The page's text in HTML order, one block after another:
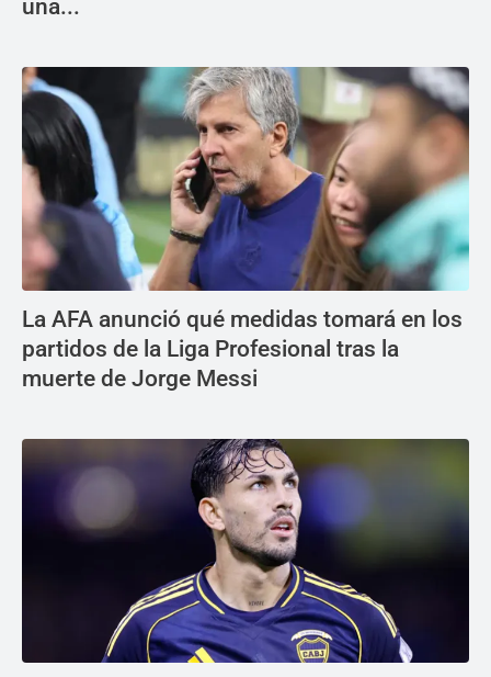
una...
La AFA anunció qué medidas tomará en los
partidos de la Liga Profesional tras la
muerte de Jorge Messi